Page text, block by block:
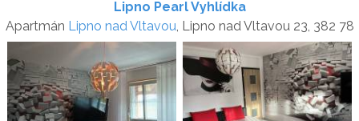
Lipno Pearl Vyhlídka
Apartmán Lipno nad Vltavou , Lipno nad Vltavou 23, 382 78